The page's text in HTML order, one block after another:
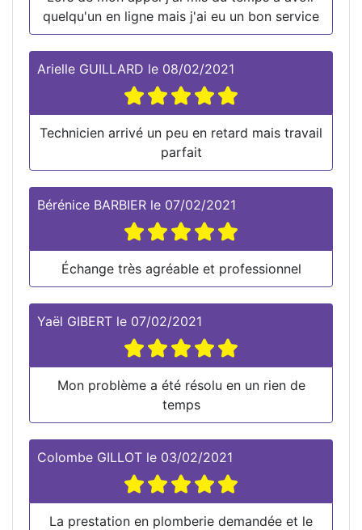
quelqu'un en ligne mais j'ai eu un bon service
Arielle GUILLARD le 08/02/2021
Technicien arrivé un peu en retard mais travail
parfait
Bérénice BARBIER le 07/02/2021
Échange très agréable et professionnel
Yaël GIBERT le 07/02/2021
Mon problème a été résolu en un rien de
temps
Colombe GILLOT le 03/02/2021
La prestation en plomberie demandée et le